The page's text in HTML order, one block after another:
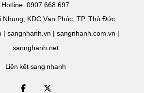
Hotline: 0907.668.697
Nhung, KDC Vạn Phúc, TP. Thủ Đức
| sangnhanh.vn | sangnhanh.com.vn |
sannghanh.net
Liên kết sang nhanh